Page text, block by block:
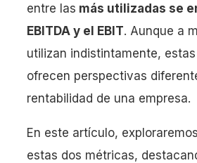
entre las más utilizadas se
EBITDA y el EBIT. Aunque a
utilizan indistintamente,
ofrecen perspectivas
rentabilidad de una empresa.
En este artículo,
estas dos métricas,